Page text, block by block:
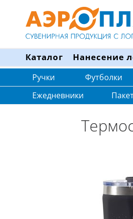
Каталог Нанесение
Ручки Футболки
Ежедневники